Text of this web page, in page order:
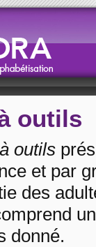
outils
outils
et par
des
donné.